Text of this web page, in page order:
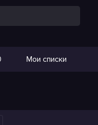
Мои списки